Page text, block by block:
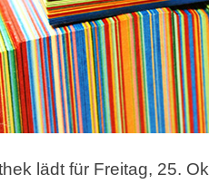
lädt für Freitag, 25.